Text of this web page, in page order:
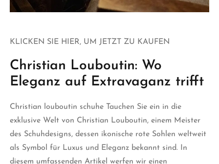
KLICKEN SIE HIER, UM JETZT ZU KAUFEN
Christian Louboutin: Wo
Eleganz auf Extravaganz trifft
Christian louboutin schuhe Tauchen Sie ein in die
exklusive Welt von Christian Louboutin, einem Meister
des Schuhdesigns, dessen ikonische rote Sohlen weltweit
als Symbol für Luxus und Eleganz bekannt sind. In
diesem umfassenden Artikel werfen wir einen